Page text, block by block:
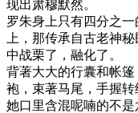
现出肃穆默然。
罗朱身上只有四分之
上，那传承自古老神
中战栗了，融化了。
背著大大的行囊和帐
袍，束著马尾，手握转
她口里含混呢喃的不